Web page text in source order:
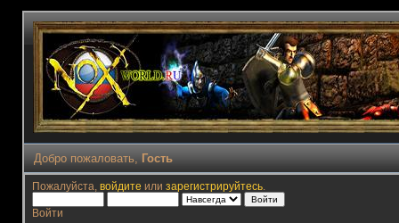
Добро пожаловать, Гость
Пожалуйста, войдите или зарегистрируйтесь.
Войти